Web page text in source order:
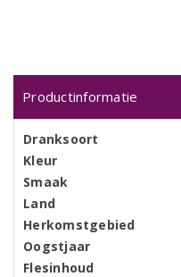
Productinformatie
Dranksoort
Kleur
Smaak
Land
Herkomstgebied
Oogstjaar
Flesinhoud